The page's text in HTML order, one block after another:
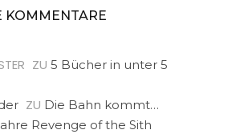
KOMMENTARE
ZU 5 Bücher in unter 5
ZU Die Bahn kommt…
Revenge of the Sith